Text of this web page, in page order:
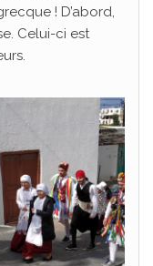
! D’abord,
Celui-ci est